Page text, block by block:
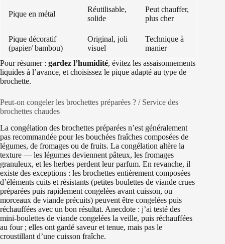
Pique en métal
Réutilisable,
solide
Peut chauffer,
plus cher
Pique décoratif
(papier/ bambou)
Original, joli
visuel
Technique à
manier
Pour résumer : gardez l’humidité, évitez les assaisonnements
liquides à l’avance, et choisissez le pique adapté au type de
brochette.
Peut-on congeler les brochettes préparées ? / Service des
brochettes chaudes
La congélation des brochettes préparées n’est généralement
pas recommandée pour les bouchées fraîches composées de
légumes, de fromages ou de fruits. La congélation altère la
texture — les légumes deviennent pâteux, les fromages
granuleux, et les herbes perdent leur parfum. En revanche, il
existe des exceptions : les brochettes entièrement composées
d’éléments cuits et résistants (petites boulettes de viande crues
préparées puis rapidement congelées avant cuisson, ou
morceaux de viande précuits) peuvent être congelées puis
réchauffées avec un bon résultat. Anecdote : j’ai testé des
mini-boulettes de viande congelées la veille, puis réchauffées
au four ; elles ont gardé saveur et tenue, mais pas le
croustillant d’une cuisson fraîche.